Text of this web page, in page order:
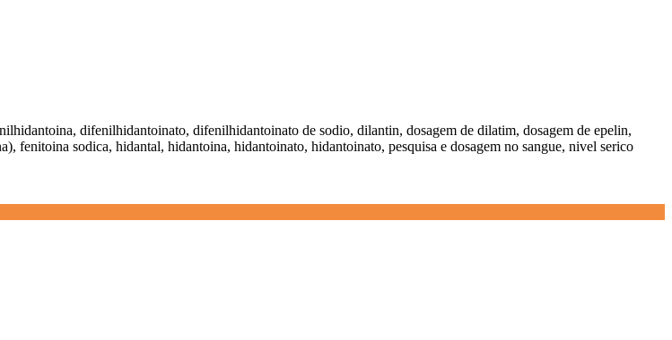
difenilhidantoinato, difenilhidantoinato de sodio, dilantin, dosagem de dilatim, dosagem de epelin,
sodica, hidantal, hidantoina, hidantoinato, hidantoinato, pesquisa e dosagem no sangue, nivel serico